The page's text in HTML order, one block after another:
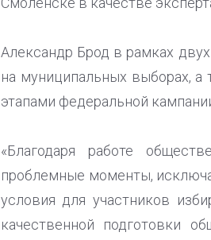
Александр Брод в рамках
на муниципальных выборах,
этапами федеральной
«Благодаря работе
проблемные моменты,
условия для участников
качественной подготовки